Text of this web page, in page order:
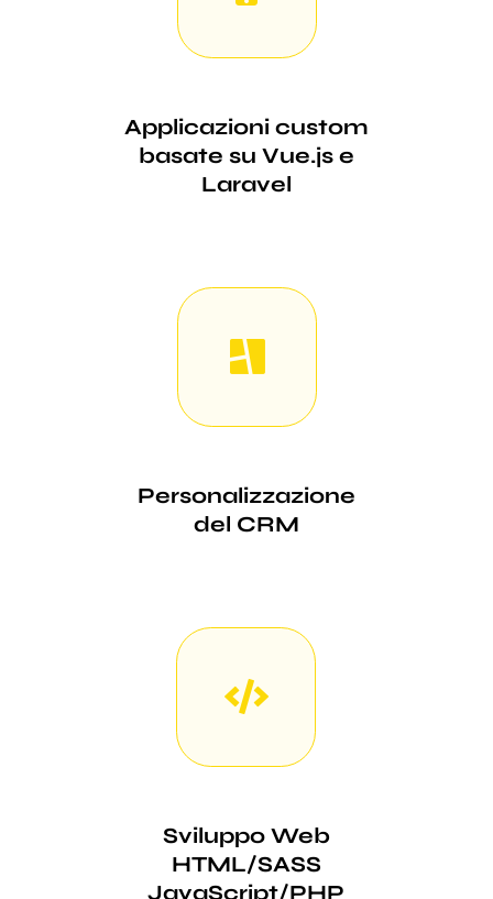
Applicazioni custom
basate su Vue.js e
Laravel
Personalizzazione
del CRM
Sviluppo Web
HTML/SASS
JavaScript/PHP